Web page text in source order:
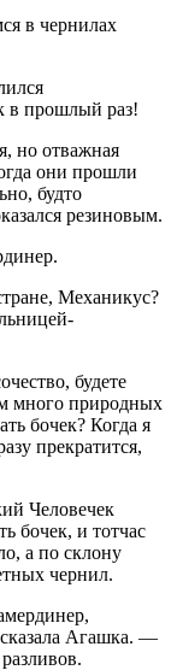
в чернилах
в прошлый раз!
но отважная
они прошли
будто
резиновым.
Механикус?
будете
много природных
бочек? Когда я
прекратится,
Человечек
бочек, и тотчас
а по склону
чернил.
Агашка. —